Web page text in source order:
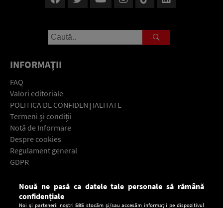
INFORMAŢII
FAQ
Valori editoriale
POLITICA DE CONFIDENŢIALITATE
Termeni şi condiţii
Notă de Informare
Despre cookies
Regulament general
GDPR
Descarcă gratuit aplicaţia Europa FM pentru smartphone:
Nouă ne pasă ca datele tale personale să rămână
confidențiale
Noi și partenerii noștri585 stocăm și/sau accesăm informații pe dispozitivul